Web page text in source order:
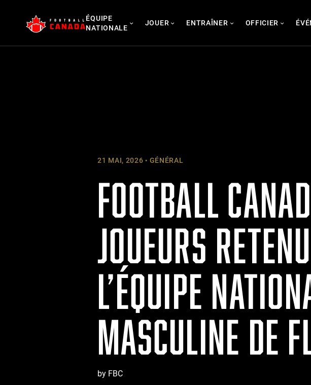
content
ÉQUIPE
NATIONALE
JOUER ENTRAÎNER OFFICIER
21 MAI, 2026 GÉNÉRAL
FOOTBALL
JOUEURS
L’ÉQUIPE
MASCULINE DE
by FBC